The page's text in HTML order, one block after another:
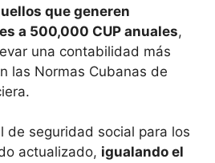
que generen
a 500,000 CUP anuales,
una contabilidad más
las Normas Cubanas de
de seguridad social para los
actualizado, igualando el